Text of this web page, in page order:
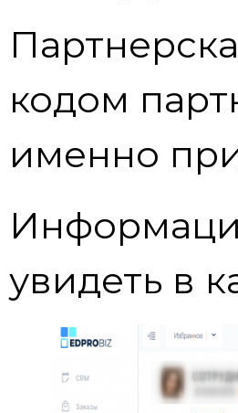
кодом
именно
увидеть в